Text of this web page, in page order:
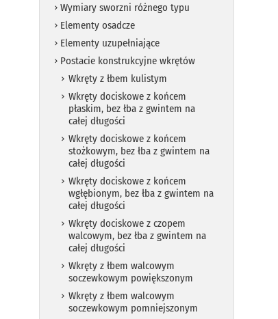
Wymiary sworzni różnego typu
Elementy osadcze
Elementy uzupełniające
Postacie konstrukcyjne wkrętów
Wkręty z łbem kulistym
Wkręty dociskowe z końcem
płaskim, bez łba z gwintem na
całej długości
Wkręty dociskowe z końcem
stożkowym, bez łba z gwintem na
całej długości
Wkręty dociskowe z końcem
wgłębionym, bez łba z gwintem na
całej długości
Wkręty dociskowe z czopem
walcowym, bez łba z gwintem na
całej długości
Wkręty z łbem walcowym
soczewkowym powiększonym
Wkręty z łbem walcowym
soczewkowym pomniejszonym